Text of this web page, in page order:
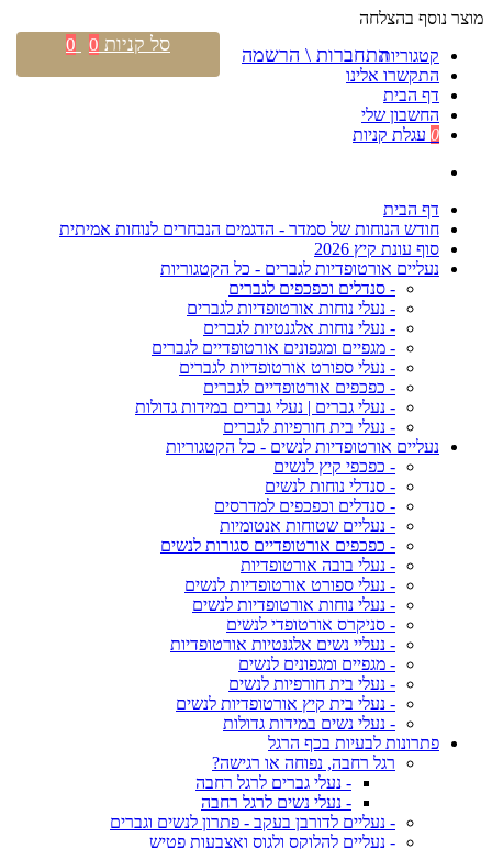
מוצר נוסף בהצלחה
קטגוריות
התקשרו אלינו
דף הבית
החשבון שלי
0 עגלת קניות
דף הבית
חודש הנוחות של סמדר - הדגמים הנבחרים לנוחות אמיתית
סוף עונת קיץ 2026
נעליים אורטופדיות לגברים - כל הקטגוריות
- סנדלים וכפכפים לגברים
- נעלי נוחות אורטופדיות לגברים
- נעלי נוחות אלגנטיות לגברים
- מגפיים ומגפונים אורטופדיים לגברים
- נעלי ספורט אורטופדיות לגברים
- כפכפים אורטופדיים לגברים
- נעלי גברים | נעלי גברים במידות גדולות
- נעלי בית חורפיות לגברים
נעליים אורטופדיות לנשים - כל הקטגוריות
- כפכפי קיץ לנשים
- סנדלי נוחות לנשים
- סנדלים וכפכפים למדרסים
- נעליים שטוחות אנטומיות
- כפכפים אורטופדיים סגורות לנשים
- נעלי בובה אורטופדיות
- נעלי ספורט אורטופדיות לנשים
- נעלי נוחות אורטופדיות לנשים
- סניקרס אורטופדי לנשים
- נעליי נשים אלגנטיות אורטופדיות
- מגפיים ומגפונים לנשים
- נעלי בית חורפיות לנשים
- נעלי בית קיץ אורטופדיות לנשים
- נעלי נשים במידות גדולות
פתרונות לבעיות בכף הרגל
רגל רחבה, נפוחה או רגישה?
- נעלי גברים לרגל רחבה
- נעלי נשים לרגל רחבה
- נעליים לדורבן בעקב - פתרון לנשים וגברים
- נעליים להלוקס ולגוס ואצבעות פטיש
התחברות \ הרשמה סל קניות 0
0